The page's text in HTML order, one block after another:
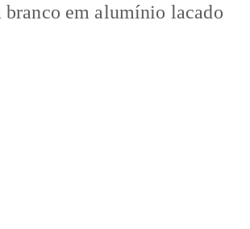
branco em alumínio lacado